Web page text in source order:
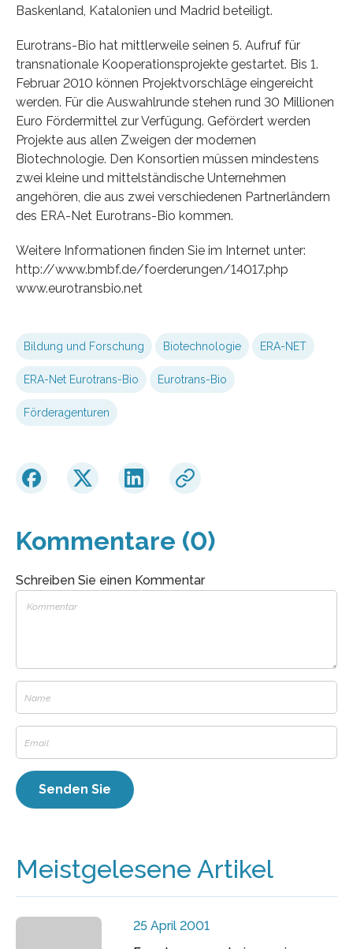
Baskenland, Katalonien und Madrid beteiligt.
Eurotrans-Bio hat mittlerweile seinen 5. Aufruf für
transnationale Kooperationsprojekte gestartet. Bis 1.
Februar 2010 können Projektvorschläge eingereicht
werden. Für die Auswahlrunde stehen rund 30 Millionen
Euro Fördermittel zur Verfügung. Gefördert werden
Projekte aus allen Zweigen der modernen
Biotechnologie. Den Konsortien müssen mindestens
zwei kleine und mittelständische Unternehmen
angehören, die aus zwei verschiedenen Partnerländern
des ERA-Net Eurotrans-Bio kommen.
Weitere Informationen finden Sie im Internet unter:
http://www.bmbf.de/foerderungen/14017.php
www.eurotransbio.net
Bildung und Forschung Biotechnologie ERA-NET
ERA-Net Eurotrans-Bio Eurotrans-Bio
Förderagenturen
Kommentare (0)
Schreiben Sie einen Kommentar
Meistgelesene Artikel
25 April 2001